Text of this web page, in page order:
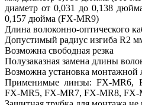
диаметр от 0,031 до 0,138
0,157 дюйма (FX-MR9)
Длина волоконно-оптического
Допустимый радиус изгиба R2
Возможна свободная резка
Полузаказная замена длины
Возможна установка монтажной
Применимые линзы: FX-MR6,
FX-MR5, FX-MR7, FX-MR8, FX-